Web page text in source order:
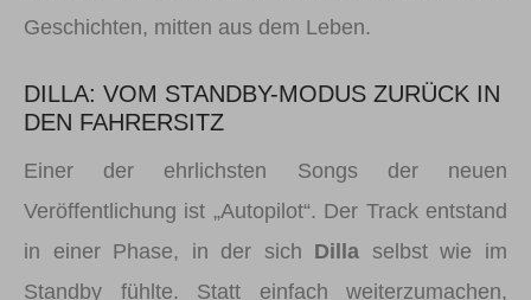
Geschichten, mitten aus dem Leben.
DILLA: VOM STANDBY-MODUS ZURÜCK IN
DEN FAHRERSITZ
Einer der ehrlichsten Songs der neuen
Veröffentlichung ist „Autopilot“. Der Track entstand
in einer Phase, in der sich Dilla selbst wie im
Standby fühlte. Statt einfach weiterzumachen,